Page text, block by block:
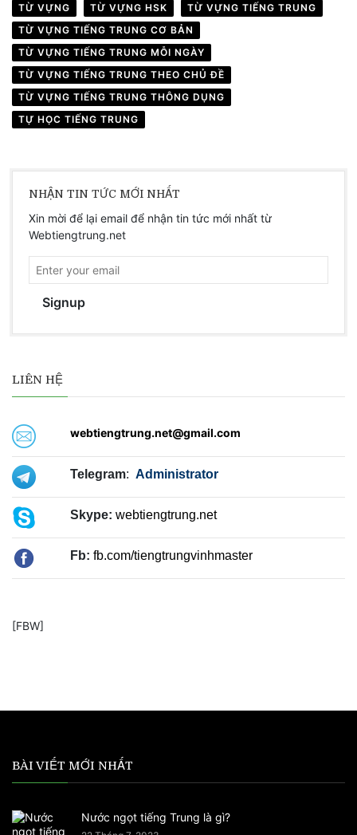
TỪ VỰNG
TỪ VỰNG HSK
TỪ VỰNG TIẾNG TRUNG
TỪ VỰNG TIẾNG TRUNG CƠ BẢN
TỪ VỰNG TIẾNG TRUNG MỖI NGÀY
TỪ VỰNG TIẾNG TRUNG THEO CHỦ ĐỀ
TỪ VỰNG TIẾNG TRUNG THÔNG DỤNG
TỰ HỌC TIẾNG TRUNG
NHẬN TIN TỨC MỚI NHẤT
Xin mời để lại email để nhận tin tức mới nhất từ
Webtiengtrung.net
Signup
LIÊN HỆ
webtiengtrung.net@gmail.com
Telegram: Administrator
Skype: webtiengtrung.net
Fb: fb.com/tiengtrungvinhmaster
[FBW]
BÀI VIẾT MỚI NHẤT
Nước ngọt tiếng Trung là gì?